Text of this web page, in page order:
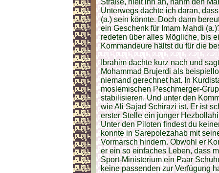
Straße, hielt ihn an, nahm den
Unterwegs dachte ich daran,
(a.) sein könnte. Doch dann
ein Geschenk für Imam Mahdi
redeten über alles Mögliche, bis
Kommandeure hältst du für die
Ibrahim dachte kurz nach und
Mohammad Brujerdi als
niemand gerechnet hat. In
moslemischen Peschmerger-
stabilisieren. Und unter den
wie Ali Sajad Schirazi ist. Er ist
erster Stelle ein junger
Unter den Piloten findest du
konnte in Sarepolezahab mit
Vormarsch hindern. Obwohl er
er ein so einfaches Leben, dass
Sport-Ministerium ein Paar
keine passenden zur Verfügung